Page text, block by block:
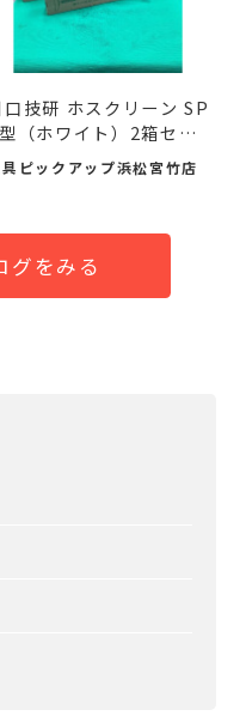
口技研 ホスクリーン SP
（ホワイト）2箱セ
ピックアップ浜松宮竹店
グをみる